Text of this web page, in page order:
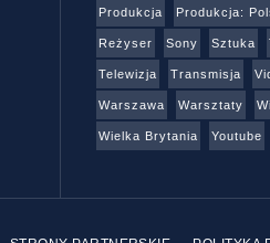
Produkcja Produkcja:
Reżyser Sony Sztuka
Telewizja Transmisja
Warszawa Warsztaty
Wielka Brytania Youtube